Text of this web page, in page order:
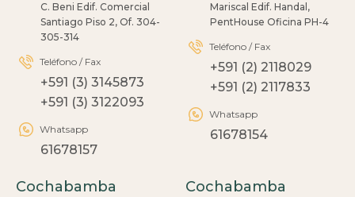
C. Beni Edif. Comercial
Santiago Piso 2, Of. 304-
305-314
Teléfono / Fax
+591 (3) 3145873
+591 (3) 3122093
Whatsapp
61678157
Mariscal Edif. Handal,
PentHouse Oficina PH-4
Teléfono / Fax
+591 (2) 2118029
+591 (2) 2117833
Whatsapp
61678154
Cochabamba
Cochabamba